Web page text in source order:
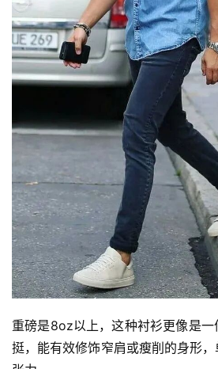
重磅是8oz以上，这种衬衫更像是
挺，能有效修饰窄肩或瘦削的身形